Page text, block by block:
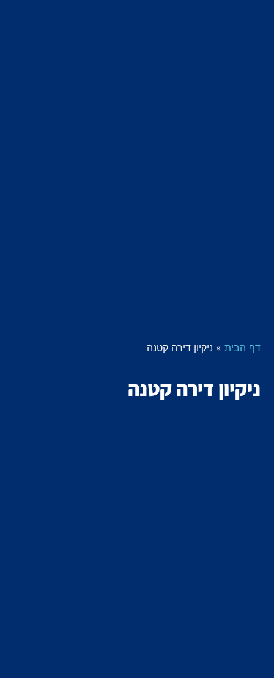
דף הבית » ניקיון דירה קטנה
ניקיון דירה קטנה